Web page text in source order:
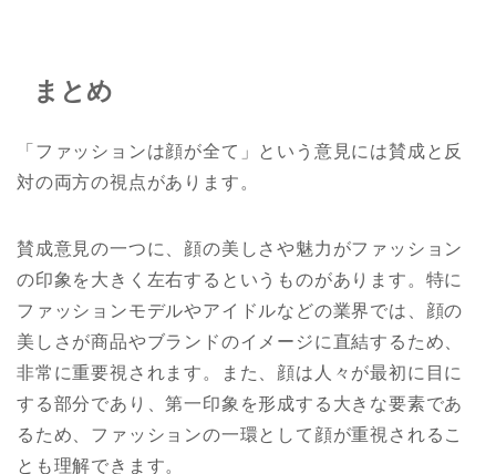
まとめ
「ファッションは顔が全て」という意見には賛成と反
対の両方の視点があります。
賛成意見の一つに、顔の美しさや魅力がファッション
の印象を大きく左右するというものがあります。特に
ファッションモデルやアイドルなどの業界では、顔の
美しさが商品やブランドのイメージに直結するため、
非常に重要視されます。また、顔は人々が最初に目に
する部分であり、第一印象を形成する大きな要素であ
るため、ファッションの一環として顔が重視されるこ
とも理解できます。